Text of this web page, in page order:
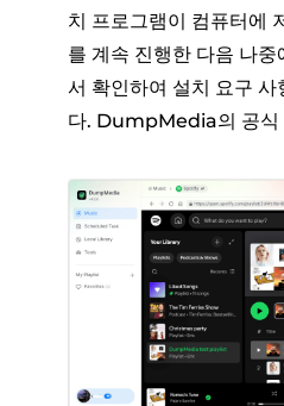
치 프로그램이 컴퓨터에
를 계속 진행한 다음 나
서 확인하여 설치 요구 사
다. DumpMedia의 공식